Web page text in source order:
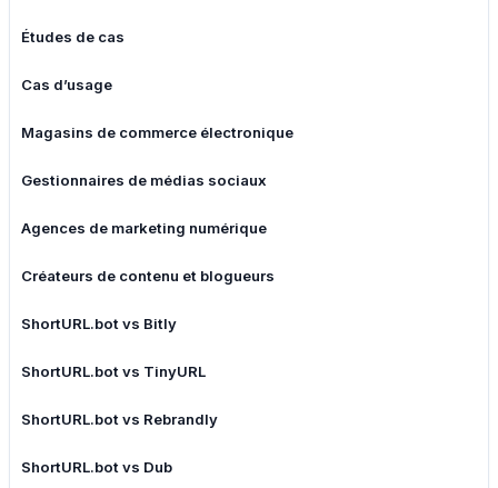
Études de cas
Cas d’usage
Magasins de commerce électronique
Gestionnaires de médias sociaux
Agences de marketing numérique
Créateurs de contenu et blogueurs
ShortURL.bot vs Bitly
ShortURL.bot vs TinyURL
ShortURL.bot vs Rebrandly
ShortURL.bot vs Dub